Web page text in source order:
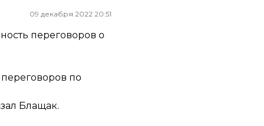
09 декабря 2022 20:51
переговоров о
по
Блащак.